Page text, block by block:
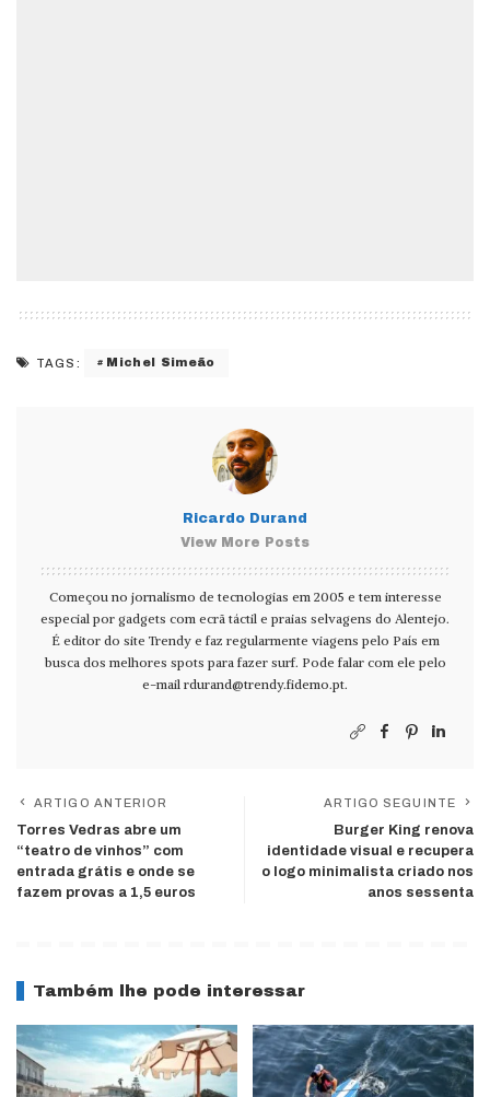
TAGS: Michel Simeão
Ricardo Durand
View More Posts
Começou no jornalismo de tecnologias em 2005 e tem interesse
especial por gadgets com ecrã táctil e praias selvagens do Alentejo.
É editor do site Trendy e faz regularmente viagens pelo País em
busca dos melhores spots para fazer surf. Pode falar com ele pelo
e-mail rdurand@trendy.fidemo.pt.
ARTIGO ANTERIOR
Torres Vedras abre um
“teatro de vinhos” com
entrada grátis e onde se
fazem provas a 1,5 euros
ARTIGO SEGUINTE
Burger King renova
identidade visual e recupera
o logo minimalista criado nos
anos sessenta
Também lhe pode interessar